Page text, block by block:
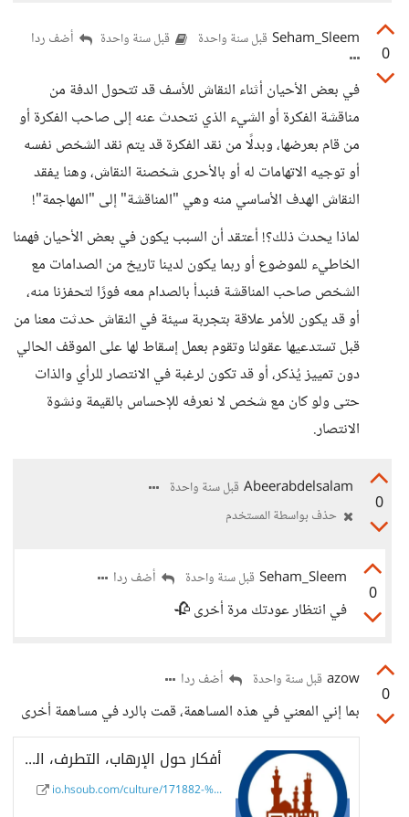
0
Seham_Sleem قبل سنة واحدة قبل سنة واحدة أضف ردا
في بعض الأحيان أثناء النقاش للأسف قد تتحول الدفة من
مناقشة الفكرة أو الشيء الذي نتحدث عنه إلى صاحب الفكرة أو
من قام بعرضها، وبدلًا من نقد الفكرة قد يتم نقد الشخص نفسه
أو توجيه الاتهامات له أو بالأحرى شخصنة النقاش، وهنا يفقد
النقاش الهدف الأساسي منه وهي "المناقشة" إلى "المهاجمة"!
لماذا يحدث ذلك؟! أعتقد أن السبب يكون في بعض الأحيان فهمنا
الخاطيء للموضوع أو ربما يكون لدينا تاريخ من الصدامات مع
الشخص صاحب المناقشة فنبدأ بالصدام معه فورًا لتحفزنا منه،
أو قد يكون للأمر علاقة بتجربة سيئة في النقاش حدثت معنا من
قبل تستدعيها عقولنا وتقوم بعمل إسقاط لها على الموقف الحالي
دون تمييز يُذكر، أو قد تكون لرغبة في الانتصار للرأي والذات
حتى ولو كان مع شخص لا نعرفه للإحساس بالقيمة ونشوة
الانتصار.
0
Abeerabdelsalam قبل سنة واحدة
حذف بواسطة المستخدم
0
Seham_Sleem قبل سنة واحدة أضف ردا
في انتظار عودتك مرة أخرى 🥀
0
azow قبل سنة واحدة أضف ردا
بما إني المعني في هذه المساهمة، قمت بالرد في مساهمة أخرى
أفكار حول الإرهاب، التطرف، التشهير، ومحاولة قمع الرأي الآخر - حسوب I/O
io.hsoub.com/culture/171882-%...